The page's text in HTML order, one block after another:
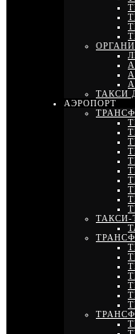
ТАКСИ
АЭРОПОРТ
ТАКСИ-